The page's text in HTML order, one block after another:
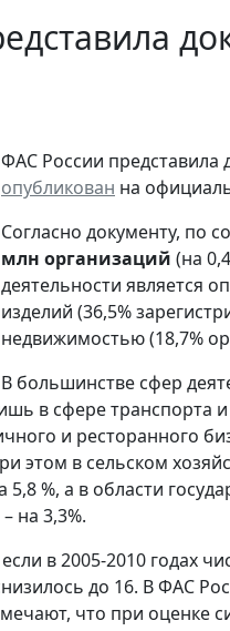
ФАС России представила
опубликован на
Согласно документу, по
млн организаций (на
деятельности является
изделий (36,5%
недвижимостью (18,7%
В большинстве сфер
в сфере транспорта
и ресторанного
этом в сельском
%, а в области
на 3,3%.
в 2005-2010 годах
до 16. В ФАС
что при оценке